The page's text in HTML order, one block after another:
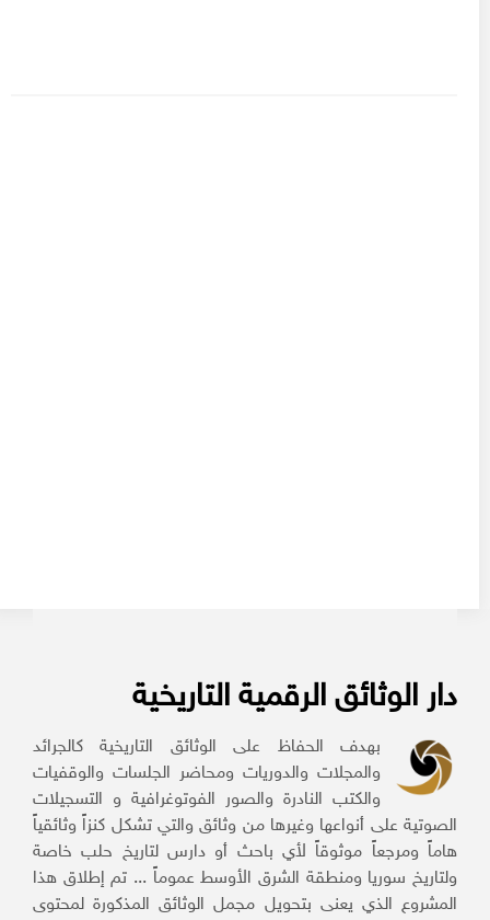
دار الوثائق الرقمية التاريخية
بهدف الحفاظ على الوثائق التاريخية كالجرائد
والمجلات والدوريات ومحاضر الجلسات والوقفيات
والكتب النادرة والصور الفوتوغرافية و التسجيلات
الصوتية على أنواعها وغيرها من وثائق والتي تشكل كنزاً وثائقياً
هاماً ومرجعاً موثوقاً لأي باحث أو دارس لتاريخ حلب خاصة
ولتاريخ سوريا ومنطقة الشرق الأوسط عموماً ... تم إطلاق هذا
المشروع الذي يعنى بتحويل مجمل الوثائق المذكورة لمحتوى